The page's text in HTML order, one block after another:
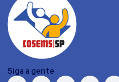
Siga a gente